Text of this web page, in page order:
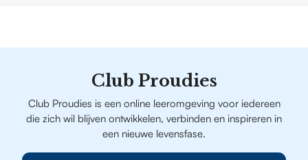
Club Proudies
Club Proudies is een online leeromgeving voor iedereen
die zich wil blijven ontwikkelen, verbinden en inspireren in
een nieuwe levensfase.